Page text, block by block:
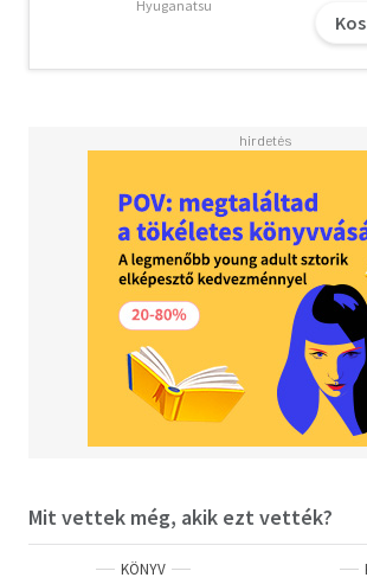
eljátssza-e esélyét a mesébe illő
Hyuganatsu
Mit vettek még, akik ezt vették?
KÖNYV